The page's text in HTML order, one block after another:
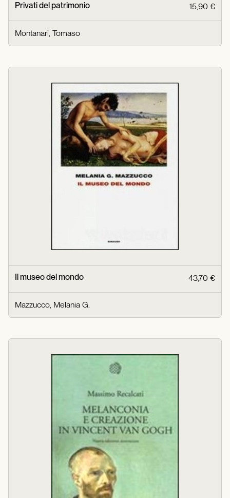
Privati del patrimonio 15,90 €
Montanari, Tomaso
Il museo del mondo 43,70 €
Mazzucco, Melania G.